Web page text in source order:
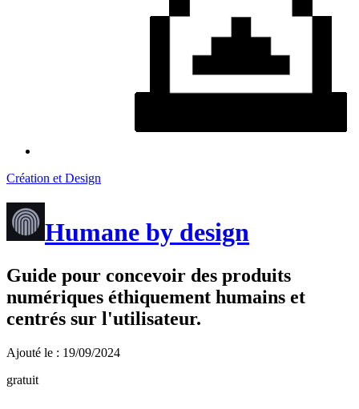
Création et Design
Humane by design
Guide pour concevoir des produits
numériques éthiquement humains et
centrés sur l'utilisateur.
Ajouté le : 19/09/2024
gratuit